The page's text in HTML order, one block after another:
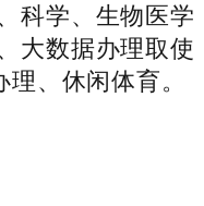
科学、生物医学
大数据办理取使
、休闲体育。